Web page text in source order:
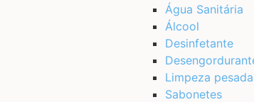
Água Sanitária
Álcool
Desinfetante
Limpeza pesada
Sabonetes